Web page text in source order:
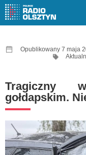
Opublikowany 7 maja
Tragiczny
gołdapskim.